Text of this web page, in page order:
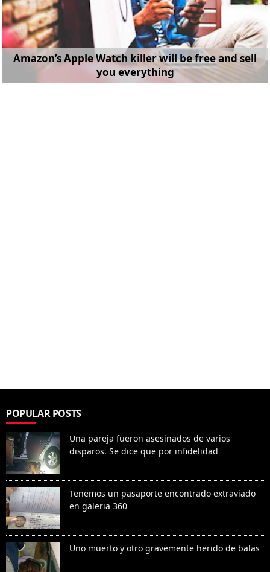
Amazon’s Apple Watch killer will be free and sell
you everything
POPULAR POSTS
Una pareja fueron asesinados de varios
disparos. Se dice que por infidelidad
Tenemos un pasaporte encontrado extraviado
en galeria 360
Uno muerto y otro gravemente herido de balas